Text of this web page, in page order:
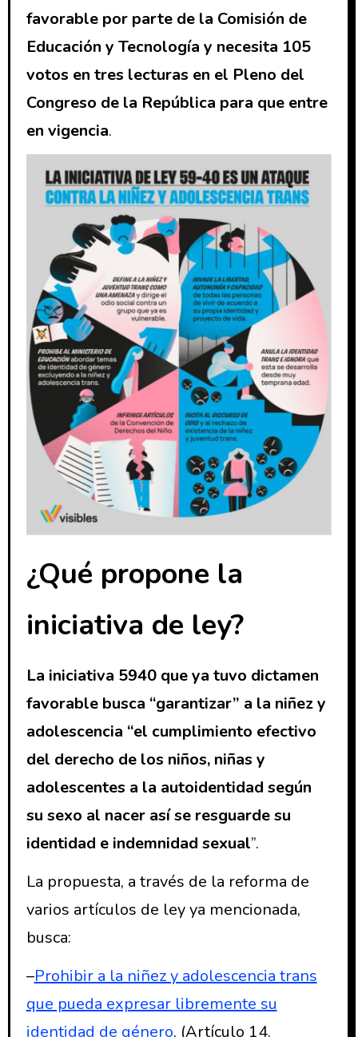
favorable por parte de la Comisión de
Educación y Tecnología y necesita 105
votos en tres lecturas en el Pleno del
Congreso de la República para que entre
en vigencia.
¿Qué propone la
iniciativa de ley?
La iniciativa 5940 que ya tuvo dictamen
favorable busca “garantizar” a la niñez y
adolescencia “el cumplimiento efectivo
del derecho de los niños, niñas y
adolescentes a la autoidentidad según
su sexo al nacer así se resguarde su
identidad e indemnidad sexual”.
La propuesta, a través de la reforma de
varios artículos de ley ya mencionada,
busca:
–Prohibir a la niñez y adolescencia trans
que pueda expresar libremente su
identidad de género. (Artículo 14.